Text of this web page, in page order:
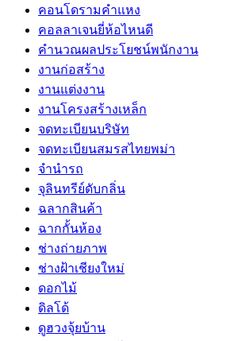
คอนโดรามคำแหง
คอลลาเจนยี่ห้อไหนดี
คำนวณผลประโยชน์พนักงาน
งานก่อสร้าง
งานแต่งงาน
งานโครงสร้างเหล็ก
จดทะเบียนบริษัท
จดทะเบียนสมรสไทยพม่า
จำนำรถ
จุลินทรีย์ดับกลิ่น
ฉลากสินค้า
ฉากกั้นห้อง
ช่างถ่ายภาพ
ช่างฝ้าเชียงใหม่
ดอกไม้
ดิลโด้
ดูฮวงจุ้ยบ้าน